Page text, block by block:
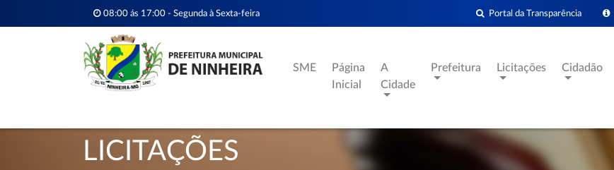
08:00 ás 17:00 - Segunda à Sexta-feira Portal da Transparência
SME
Página
Inicial
A
Cidade
Prefeitura Licitações Cidadão
LICITAÇÕES